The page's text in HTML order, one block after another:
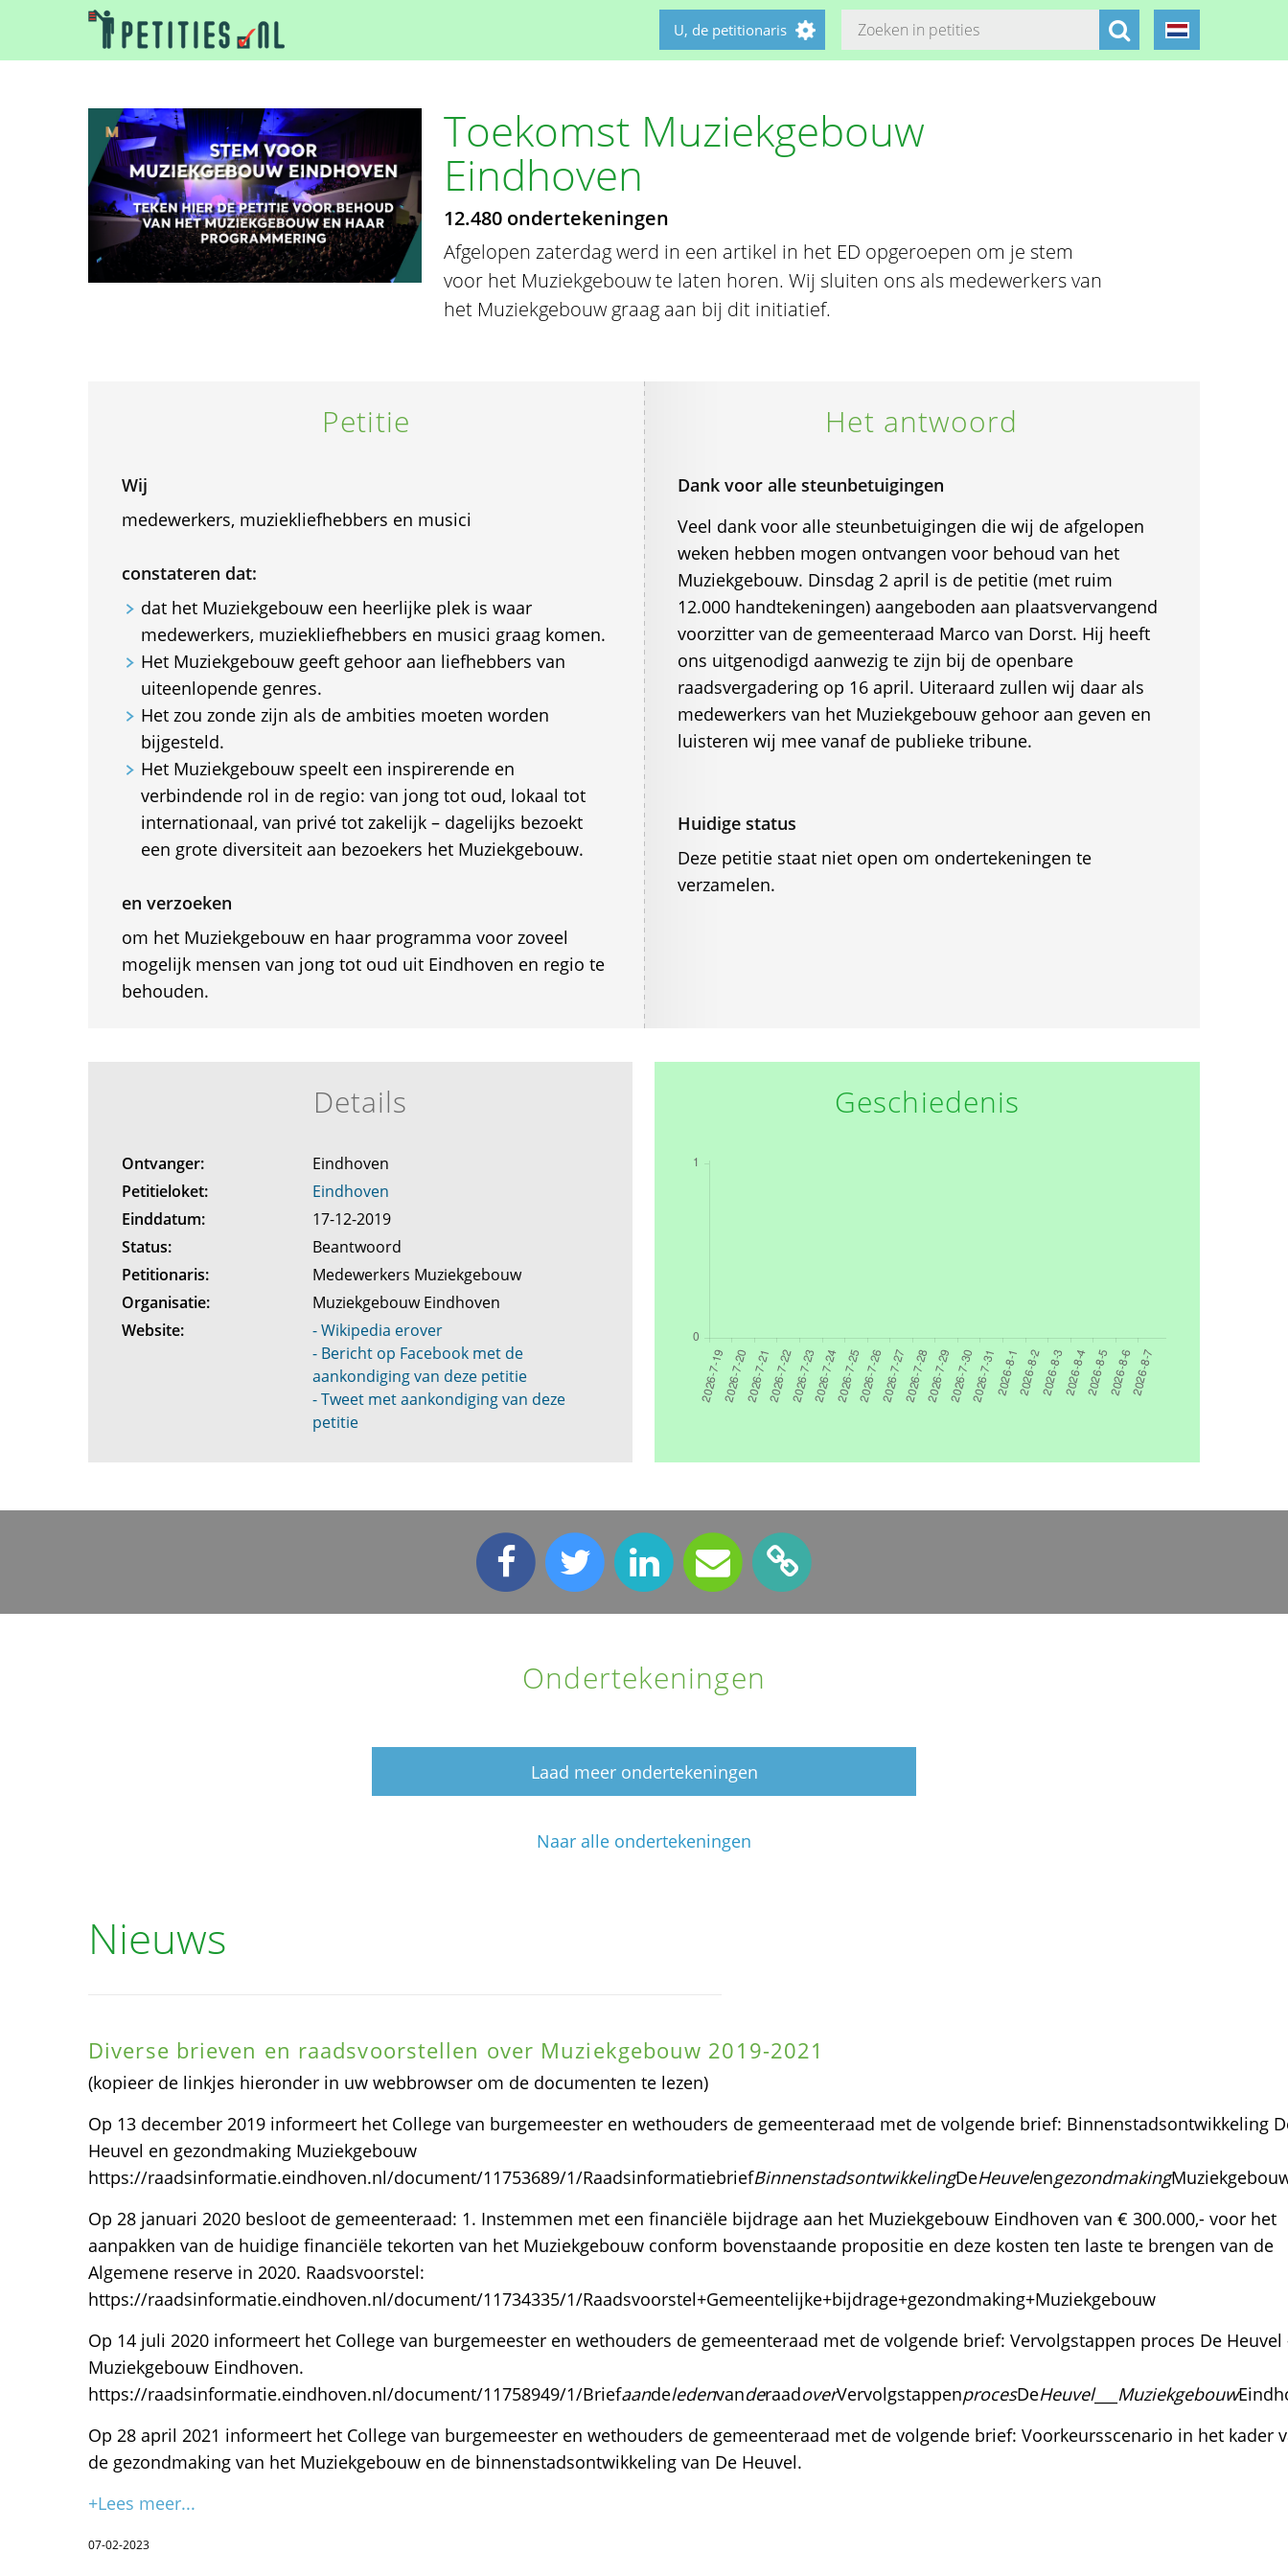
U, de petitionaris
Toekomst Muziekgebouw
Eindhoven
12.480 ondertekeningen
Afgelopen zaterdag werd in een artikel in het ED opgeroepen om je stem
voor het Muziekgebouw te laten horen. Wij sluiten ons als medewerkers van
het Muziekgebouw graag aan bij dit initiatief.
Petitie
Wij
medewerkers, muziekliefhebbers en musici
constateren dat:
dat het Muziekgebouw een heerlijke plek is waar
medewerkers, muziekliefhebbers en musici graag komen.
Het Muziekgebouw geeft gehoor aan liefhebbers van
uiteenlopende genres.
Het zou zonde zijn als de ambities moeten worden
bijgesteld.
Het Muziekgebouw speelt een inspirerende en
verbindende rol in de regio: van jong tot oud, lokaal tot
internationaal, van privé tot zakelijk – dagelijks bezoekt
een grote diversiteit aan bezoekers het Muziekgebouw.
en verzoeken
om het Muziekgebouw en haar programma voor zoveel
mogelijk mensen van jong tot oud uit Eindhoven en regio te
behouden.
Het antwoord
Dank voor alle steunbetuigingen
Veel dank voor alle steunbetuigingen die wij de afgelopen
weken hebben mogen ontvangen voor behoud van het
Muziekgebouw. Dinsdag 2 april is de petitie (met ruim
12.000 handtekeningen) aangeboden aan plaatsvervangend
voorzitter van de gemeenteraad Marco van Dorst. Hij heeft
ons uitgenodigd aanwezig te zijn bij de openbare
raadsvergadering op 16 april. Uiteraard zullen wij daar als
medewerkers van het Muziekgebouw gehoor aan geven en
luisteren wij mee vanaf de publieke tribune.
Huidige status
Deze petitie staat niet open om ondertekeningen te
verzamelen.
Details
Ontvanger:
Eindhoven
Petitieloket:
Eindhoven
Einddatum:
17-12-2019
Status:
Beantwoord
Petitionaris:
Medewerkers Muziekgebouw
Organisatie:
Muziekgebouw Eindhoven
Website:
- Wikipedia erover
- Bericht op Facebook met de
aankondiging van deze petitie
- Tweet met aankondiging van deze
petitie
Geschiedenis
Ondertekeningen
Laad meer ondertekeningen
Naar alle ondertekeningen
Nieuws
Diverse brieven en raadsvoorstellen over Muziekgebouw 2019-2021
(kopieer de linkjes hieronder in uw webbrowser om de documenten te lezen)
Op 13 december 2019 informeert het College van burgemeester en wethouders de gemeenteraad met de volgende brief: Binnenstadsontwikkeling
Heuvel en gezondmaking Muziekgebouw
https://raadsinformatie.eindhoven.nl/document/11753689/1/RaadsinformatiebriefBinnenstadsontwikkelingDeHeuvelengezondmaking
Op 28 januari 2020 besloot de gemeenteraad: 1. Instemmen met een financiële bijdrage aan het Muziekgebouw Eindhoven van € 300.000,- voor het
aanpakken van de huidige financiële tekorten van het Muziekgebouw conform bovenstaande propositie en deze kosten ten laste te brengen van de
Algemene reserve in 2020. Raadsvoorstel:
https://raadsinformatie.eindhoven.nl/document/11734335/1/Raadsvoorstel+Gemeentelijke+bijdrage+gezondmaking+Muziekgebouw
Op 14 juli 2020 informeert het College van burgemeester en wethouders de gemeenteraad met de volgende brief: Vervolgstappen proces De Heuvel
Muziekgebouw Eindhoven.
https://raadsinformatie.eindhoven.nl/document/11758949/1/BriefaandeledenvanderaadoverVervolgstappenprocesDeHeuvel___ Muziekgebouw
Op 28 april 2021 informeert het College van burgemeester en wethouders de gemeenteraad met de volgende brief: Voorkeursscenario in het kader
de gezondmaking van het Muziekgebouw en de binnenstadsontwikkeling van De Heuvel.
+Lees meer...
07-02-2023